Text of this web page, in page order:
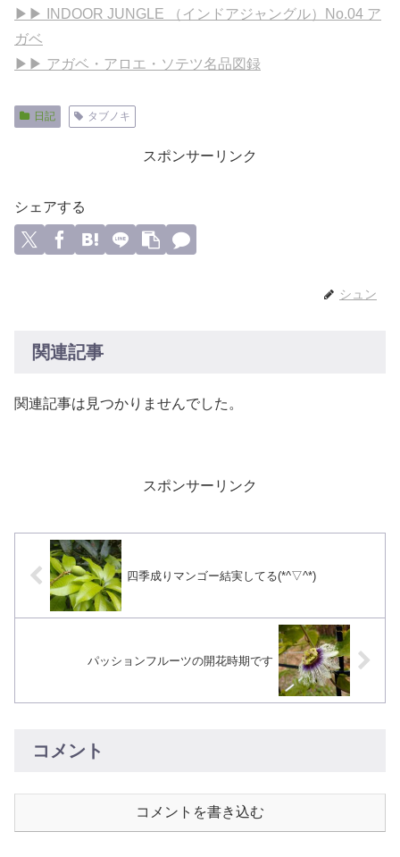
▶▶ INDOOR JUNGLE （インドアジャングル）No.04 ア
ガベ
▶▶ アガベ・アロエ・ソテツ名品図録
日記 タブノキ
スポンサーリンク
シェアする
シュン
関連記事
関連記事は見つかりませんでした。
スポンサーリンク
四季成りマンゴー結実してる(*^▽^*)
パッションフルーツの開花時期です
コメント
コメントを書き込む